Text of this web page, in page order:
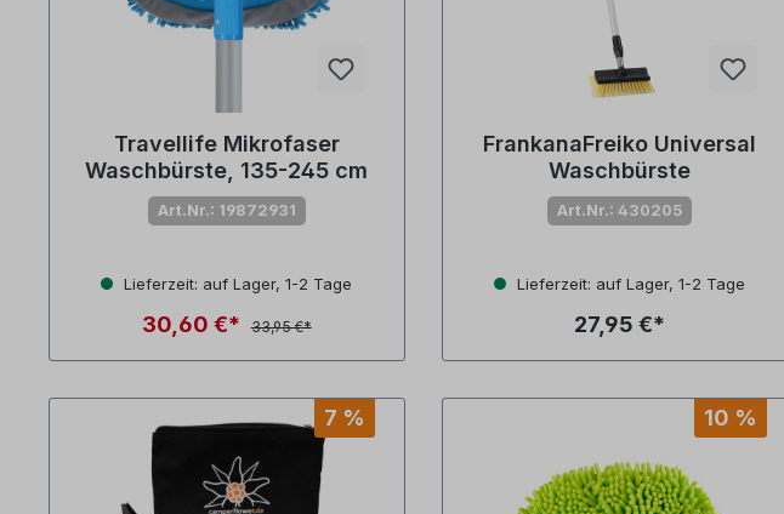
Travellife Mikrofaser
Waschbürste, 135-245 cm
Art.Nr.: 19872931
Lieferzeit: auf Lager, 1-2 Tage
30,60 €* 33,95 €*
FrankanaFreiko Universal
Waschbürste
Art.Nr.: 430205
Lieferzeit: auf Lager, 1-2 Tage
27,95 €*
7 % 10 %